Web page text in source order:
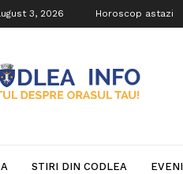
3, 2026 Horoscop astazi
STIRI DIN CODLEA